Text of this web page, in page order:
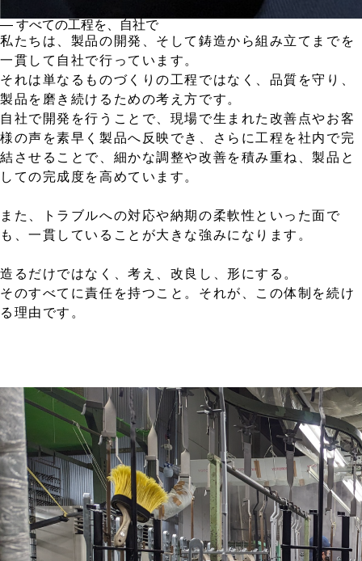
― すべての工程を、自社で
私たちは、製品の開発、そして鋳造から組み立てまでを
一貫して自社で行っています。
それは単なるものづくりの工程ではなく、品質を守り、
製品を磨き続けるための考え方です。
自社で開発を行うことで、現場で生まれた改善点やお客
様の声を素早く製品へ反映でき、さらに工程を社内で完
結させることで、細かな調整や改善を積み重ね、製品と
しての完成度を高めています。
また、トラブルへの対応や納期の柔軟性といった面で
も、一貫していることが大きな強みになります。
造るだけではなく、考え、改良し、形にする。
そのすべてに責任を持つこと。それが、この体制を続け
る理由です。